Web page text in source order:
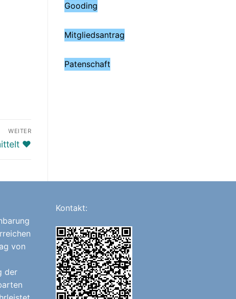
WEITER
♥️
Gooding
Mitgliedsantrag
Patenschaft
von
der
Kontakt: